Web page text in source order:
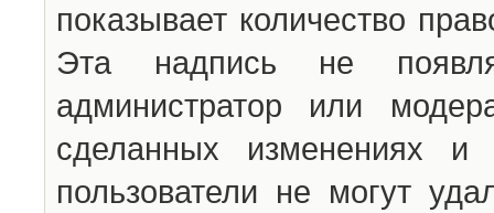
показывает количество
Эта надпись не
администратор или
сделанных изменениях
пользователи не могут